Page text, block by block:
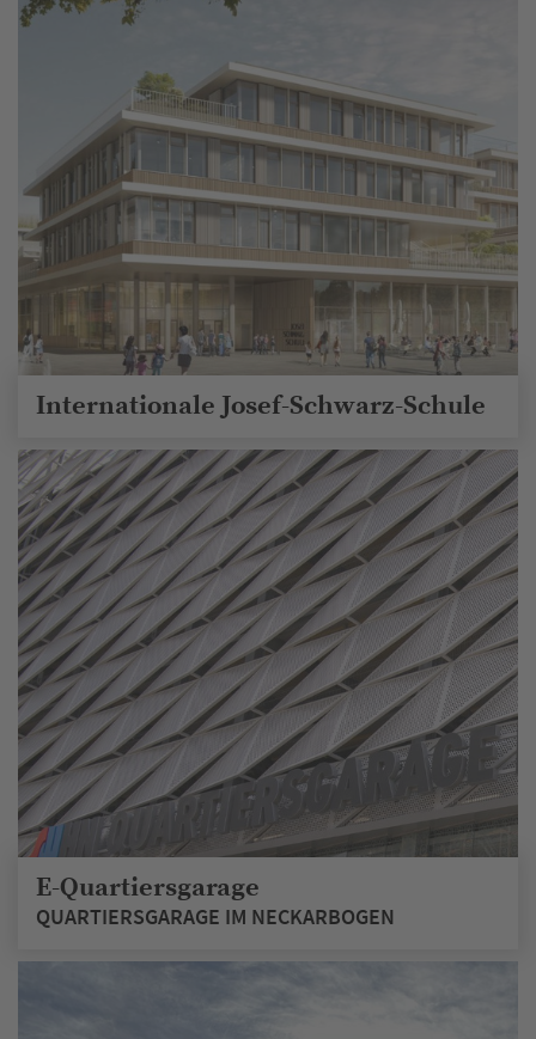
Internationale Josef-Schwarz-Schule
E-Quartiersgarage
QUARTIERSGARAGE IM NECKARBOGEN